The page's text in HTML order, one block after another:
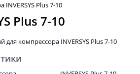
Plus 7-10
Plus 7-10
для компрессора INVERSYS Plus 7-10